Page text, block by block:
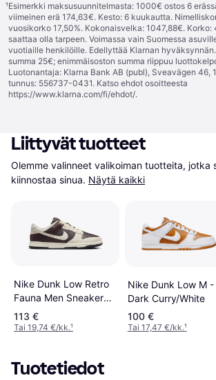
¹Esimerkki maksusuunnitelmasta: 1000€ ostos 6
viimeinen erä 174,63€. Kesto: 6 kuukautta.
vuosikorko 17,50%. Kokonaisvelka: 1047,88€. Korko:
saattaa olla tarpeen. Voimassa vain Suomessa
vuotiaille henkilöille. Edellyttää Klarnan
summa 25€; enimmäisoston summa riippuu
Luotonantaja: Klarna Bank AB (publ), Sveavägen 46,
tunnus: 556737-0431. Katso ehdot osoitteesta
https://www.klarna.com/fi/ehdot/.
Liittyvät tuotteet
Olemme valinneet valikoiman tuotteita, jotka
kiinnostaa sinua. Näytä kaikki
Nike Dunk Low Retro
Fauna Men Sneakers -
Black
113 €
Tai 19,74 €/kk.¹
Nike Dunk Low M -
Dark Curry/White
100 €
Tai 17,47 €/kk.¹
Tuotetiedot